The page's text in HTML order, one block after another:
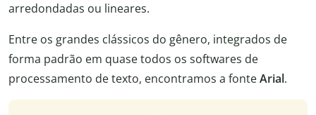
arredondadas ou lineares.
Entre os grandes clássicos do gênero, integrados de
forma padrão em quase todos os softwares de
processamento de texto, encontramos a fonteArial.